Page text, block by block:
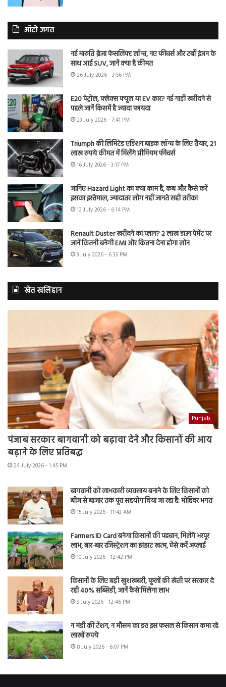
ऑटो जगत
नई मारुति ब्रेजा फेसलिफ्ट लॉन्च, नए फीचर्स और टर्बो इंजन के
साथ आई SUV, जानें क्या है कीमत
26 July 2026 - 3:56 PM
E20 पेट्रोल, फ्लेक्स फ्यूल या EV कार? नई गाड़ी खरीदने से
पहले जानें किसमें है ज्यादा फायदा
23 July 2026 - 7:41 PM
Triumph की लिमिटेड एडिशन बाइक लॉन्च के लिए तैयार, 21
लाख रुपये कीमत में मिलेंगे प्रीमियम फीचर्स
16 July 2026 - 3:17 PM
जानिए Hazard Light का क्या काम है, कब और कैसे करें
इसका इस्तेमाल, ज्यादातर लोग नहीं जानते सही तरीका
12 July 2026 - 6:14 PM
Renault Duster खरीदने का प्लान? 2 लाख डाउन पेमेंट पर
जानें कितनी बनेगी EMI और कितना देना होगा लोन
9 July 2026 - 6:33 PM
खेत खलिहान
Punjab
पंजाब सरकार बागवानी को बढ़ावा देने और किसानों की आय
बढ़ाने के लिए प्रतिबद्ध
24 July 2026 - 1:45 PM
बागवानी को लाभकारी व्यवसाय बनाने के लिए किसानों को
बीज से बाजार तक पूरा सहयोग दिया जा रहा है: मोहिंदर भगत
15 July 2026 - 11:43 AM
Farmers ID Card बनेगा किसानों की पहचान, मिलेंगे भरपूर
लाभ, बार-बार रजिस्ट्रेशन का झंझट खत्म, ऐसे करें अप्लाई
10 July 2026 - 12:42 PM
किसानों के लिए बड़ी खुशखबरी, फूलों की खेती पर सरकार दे
रही 40% सब्सिडी, जानें कैसे मिलेगा लाभ
9 July 2026 - 12:46 PM
न मंडी की टेंशन, न मौसम का डर! इस फसल से किसान कमा रहे
लाखों रुपये
8 July 2026 - 6:07 PM